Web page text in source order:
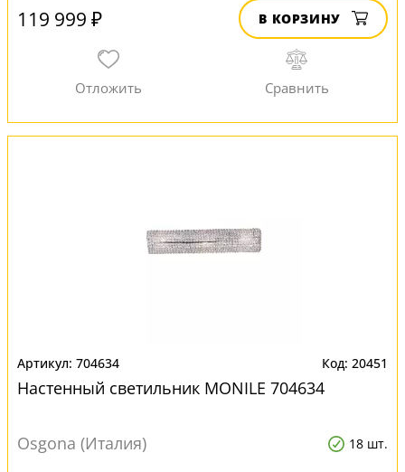
119 999 ₽ В КОРЗИНУ
704634 20451
Настенный светильник MONILE 704634
Osgona (Италия) 18 шт.